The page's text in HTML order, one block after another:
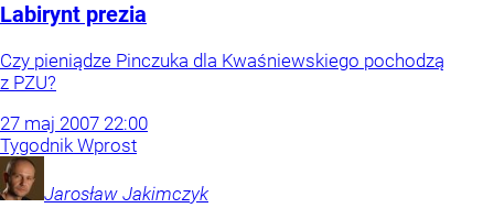
Labirynt prezia
Czy pieniądze Pinczuka dla Kwaśniewskiego pochodzą
z PZU?
27 maj 2007 22:00
Tygodnik Wprost
Jarosław Jakimczyk